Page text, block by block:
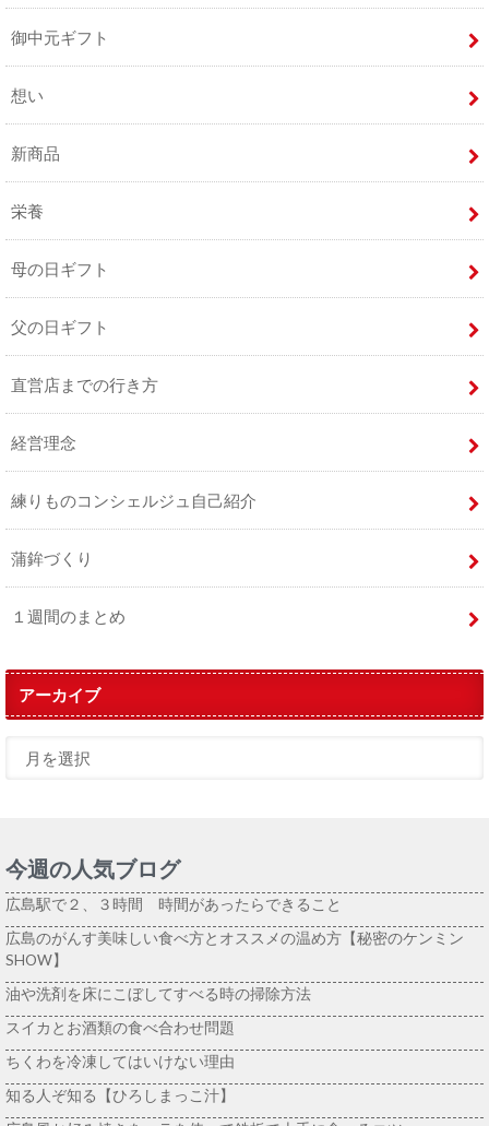
御中元ギフト
想い
新商品
栄養
母の日ギフト
父の日ギフト
直営店までの行き方
経営理念
練りものコンシェルジュ自己紹介
蒲鉾づくり
１週間のまとめ
アーカイブ
今週の人気ブログ
広島駅で２、３時間 時間があったらできること
広島のがんす美味しい食べ方とオススメの温め方【秘密のケンミン
SHOW】
油や洗剤を床にこぼしてすべる時の掃除方法
スイカとお酒類の食べ合わせ問題
ちくわを冷凍してはいけない理由
知る人ぞ知る【ひろしまっこ汁】